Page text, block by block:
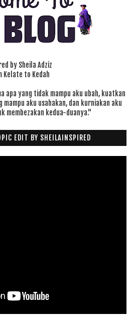
by Sheila Adziz
Kelate to Kedah
apa yang tidak mampu aku ubah, kuatkan
mampu aku usahakan, dan kurniakan aku
membezakan kedua-duanya."
EDIT BY SHEILAINSPIRED